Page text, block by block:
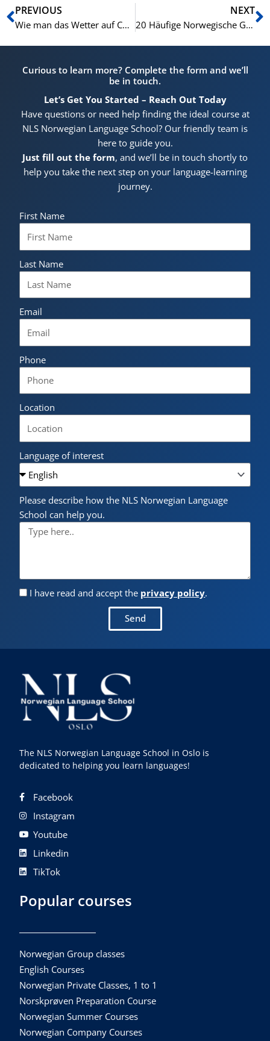
Zurück
PREVIOUS
Wie man das Wetter auf Chinesisch beschreibt
NEXT
20 Häufige Norwegische Gegensatzpaare mit Beispielen
Curious to learn more? Complete the form and we’ll
be in touch.
Let’s Get You Started – Reach Out Today
Have questions or need help finding the ideal course at
NLS Norwegian Language School? Our friendly team is
here to guide you.
Just fill out the form, and we’ll be in touch shortly to
help you take the next step on your language-learning
journey.
First Name
Last Name
Email
Phone
Location
Language of interest
Please describe how the NLS Norwegian Language
School can help you.
I have read and accept the privacy policy.
Send
The NLS Norwegian Language School in Oslo is
dedicated to helping you learn languages!
Facebook
Instagram
Youtube
Linkedin
TikTok
Popular courses
Norwegian Group classes
English Courses
Norwegian Private Classes, 1 to 1
Norskprøven Preparation Course
Norwegian Summer Courses
Norwegian Company Courses